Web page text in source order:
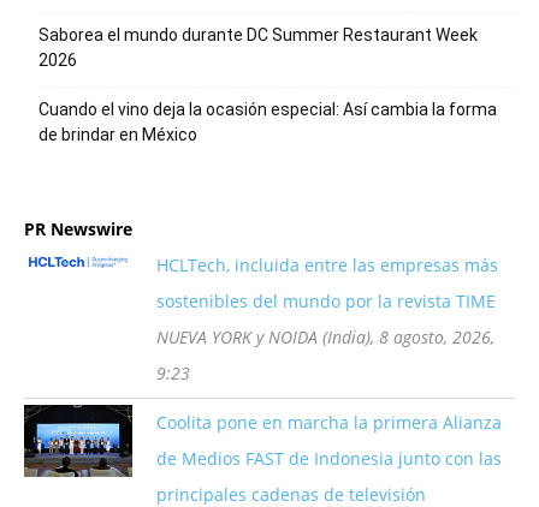
Saborea el mundo durante DC Summer Restaurant Week
2026
Cuando el vino deja la ocasión especial: Así cambia la forma
de brindar en México
PR Newswire
HCLTech, incluida entre las empresas más
sostenibles del mundo por la revista TIME
NUEVA YORK y NOIDA (India), 8 agosto, 2026,
9:23
Coolita pone en marcha la primera Alianza
de Medios FAST de Indonesia junto con las
principales cadenas de televisión